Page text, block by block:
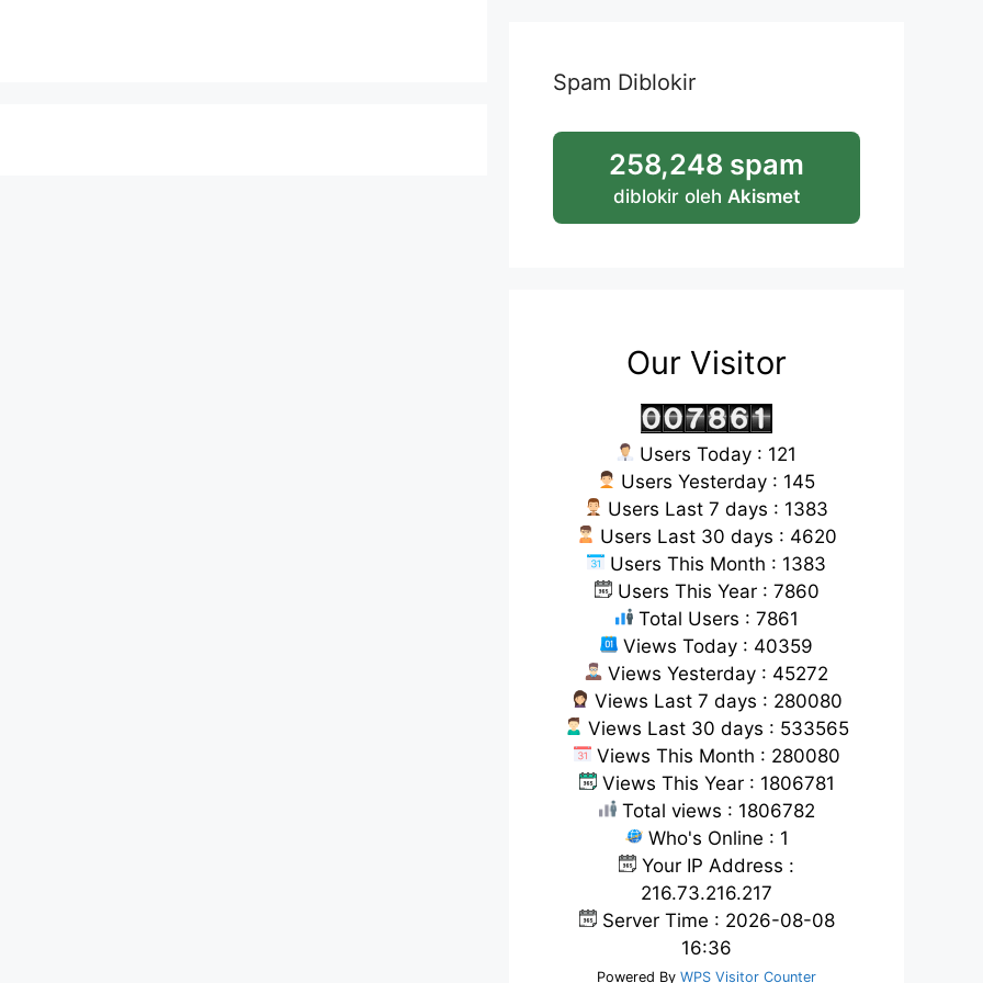
Spam Diblokir
258,248 spam
diblokir oleh Akismet
Our Visitor
Users Today : 121
Users Yesterday : 145
Users Last 7 days : 1383
Users Last 30 days : 4620
Users This Month : 1383
Users This Year : 7860
Total Users : 7861
Views Today : 40359
Views Yesterday : 45272
Views Last 7 days : 280080
Views Last 30 days : 533565
Views This Month : 280080
Views This Year : 1806781
Total views : 1806782
Who's Online : 1
Your IP Address :
216.73.216.217
Server Time : 2026-08-08
16:36
Powered By WPS Visitor Counter